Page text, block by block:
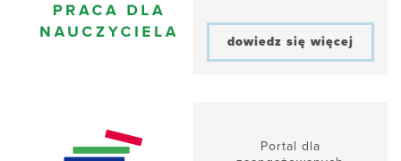
dowiedz się więcej
Portal dla